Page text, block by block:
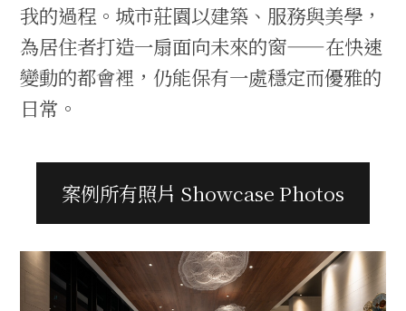
我的過程。城市莊園以建築、服務與美學，
為居住者打造一扇面向未來的窗——在快速
變動的都會裡，仍能保有一處穩定而優雅的
日常。
案例所有照片 Showcase Photos